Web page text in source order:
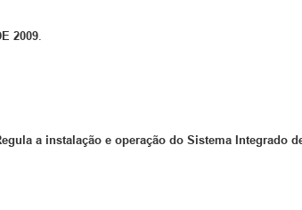
2009.
a instalação e operação do Sistema Integrado